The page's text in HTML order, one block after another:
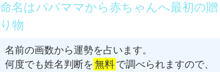
命名はパパママから赤ちゃんへ最初の贈
り物
名前の画数から運勢を占います。
何度でも姓名判断を 無料で調べられますので、